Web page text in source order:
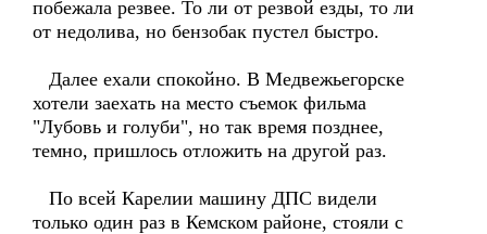
побежала резвее. То ли от резвой езды, то ли
от недолива, но бензобак пустел быстро.
Далее ехали спокойно. В Медвежьегорске
хотели заехать на место съемок фильма
"Лубовь и голуби", но так время позднее,
темно, пришлось отложить на другой раз.
По всей Карелии машину ДПС видели
только один раз в Кемском районе, стояли с